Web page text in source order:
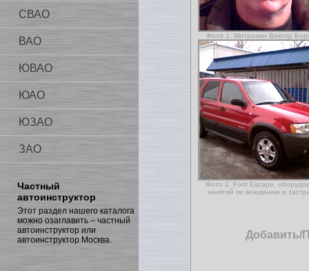
СВАО
ВАО
ЮВАО
ЮАО
ЮЗАО
ЗАО
Частный
автоинструктор
Этот раздел нашего каталога
можно озаглавить – частный
автоинструктор или
автоинструктор Москва.
Фото 1. Митрохин Виктор
Фото 2. Ford Escape,
занятий по вождению и
Добавить/